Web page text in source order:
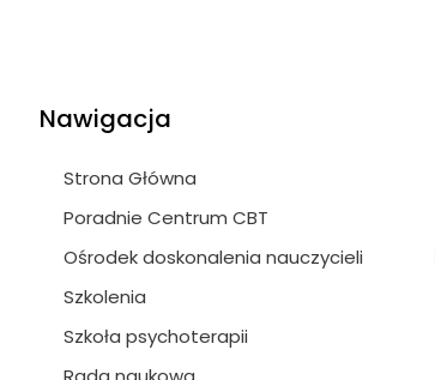
Nawigacja
Strona Główna
Poradnie Centrum CBT
Ośrodek doskonalenia nauczycieli
Szkolenia
Szkoła psychoterapii